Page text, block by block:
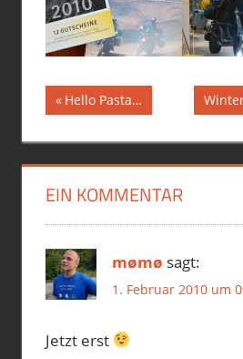
2010
NEUHEITEN
REISEENDURO
TOURATECH
Vorheriger
Beitrag:
Hello Pasta…
EIN KOMMENTAR
mømø sagt:
1. Februar 2010 um
Jetzt erst